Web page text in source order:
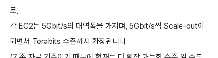
로,
각 EC2는 5Gbit/s의 대역폭을 가지며, 5Gbit/s씩 Scale-out이
되면서 Terabits 수준까지 확장됩니다.